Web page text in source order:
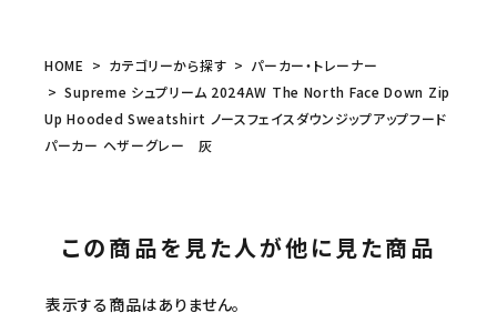
HOME カテゴリーから探す
パーカー・トレーナー
Supreme シュプリーム 2024AW The North Face Down Zip
Up Hooded Sweatshirt ノースフェイスダウンジップアップフード
パーカー ヘザーグレー 灰
この商品を見た人が他に見た商品
表示する商品はありません。